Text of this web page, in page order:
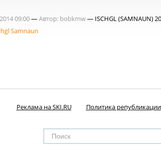
09:00—Автор: bobkmw— ISCHGL (SAMNAUN)
Samnaun
Реклама на SKI.RU Политика републикации